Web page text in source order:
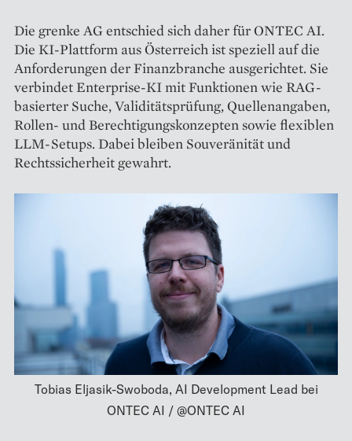
Die grenke AG entschied sich daher für ONTEC AI.
Die KI-Plattform aus Österreich ist speziell auf die
Anforderungen der Finanzbranche ausgerichtet. Sie
verbindet Enterprise-KI mit Funktionen wie RAG-
basierter Suche, Validitätsprüfung, Quellenangaben,
Rollen- und Berechtigungskonzepten sowie flexiblen
LLM-Setups. Dabei bleiben Souveränität und
Rechtssicherheit gewahrt.
Tobias Eljasik-Swoboda, AI Development Lead bei
ONTEC AI / @ONTEC AI